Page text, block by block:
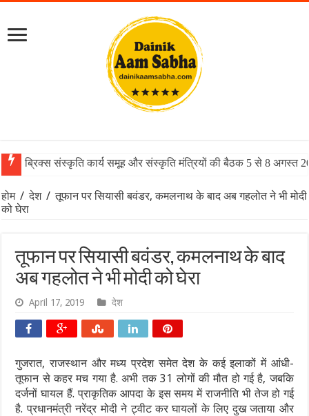
ब्रिक्स संस्कृति कार्य समूह और संस्कृति मंत्रियों की बैठक 5 से 8 अगस्त
होम / देश / तूफान पर सियासी बवंडर, कमलनाथ के बाद अब गहलोत ने भी मोदी
को घेरा
तूफान पर सियासी बवंडर, कमलनाथ के बाद
अब गहलोत ने भी मोदी को घेरा
April 17, 2019 देश
गुजरात, राजस्थान और मध्य प्रदेश समेत देश के कई इलाकों में आंधी-
तूफान से कहर मच गया है. अभी तक 31 लोगों की मौत हो गई है, जबकि
दर्जनों घायल हैं. प्राकृतिक आपदा के इस समय में राजनीति भी तेज हो गई
है. प्रधानमंत्री नरेंद्र मोदी ने ट्वीट कर घायलों के लिए दुख जताया और